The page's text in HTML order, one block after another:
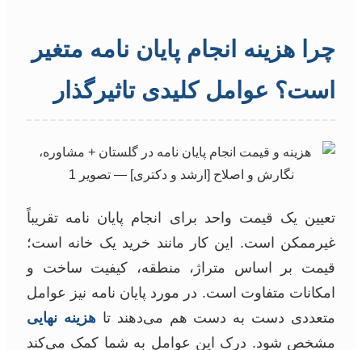
چرا هزینه انجام پایان نامه متغیر
است؟ عوامل کلیدی تاثیرگذار
تعیین یک قیمت واحد برای انجام پایان نامه تقریباً
غیرممکن است. این کار مانند خرید یک خانه است؛
قیمت بر اساس متراژ، منطقه، کیفیت ساخت و
امکانات متفاوت است. در مورد پایان نامه نیز عوامل
متعددی دست به دست هم می‌دهند تا هزینه نهایی
مشخص شود. درک این عوامل به شما کمک می‌کند